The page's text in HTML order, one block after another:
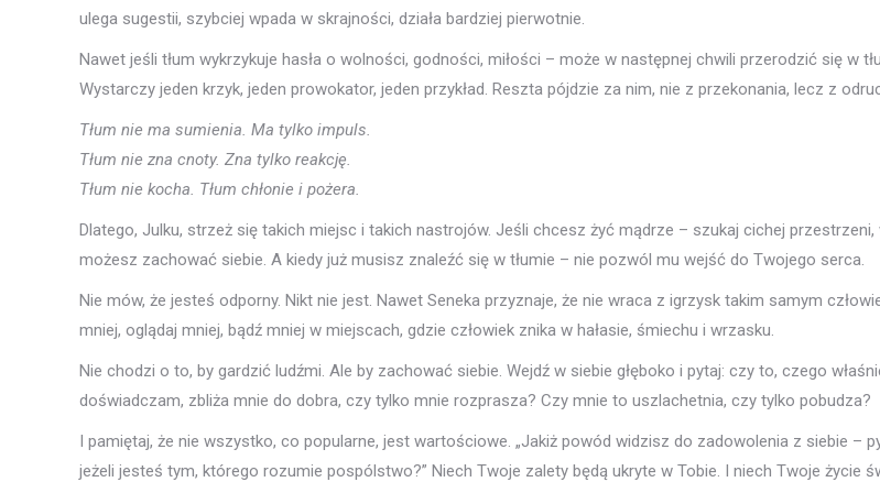
ulega sugestii, szybciej wpada w skrajności, działa bardziej pierwotnie.
Nawet jeśli tłum wykrzykuje hasła o wolności, godności, miłości – może w następnej chwili przerodzić się w
Wystarczy jeden krzyk, jeden prowokator, jeden przykład. Reszta pójdzie za nim, nie z przekonania, lecz z
Tłum nie ma sumienia. Ma tylko impuls.
Tłum nie zna cnoty. Zna tylko reakcję.
Tłum nie kocha. Tłum chłonie i pożera.
Dlatego, Julku, strzeż się takich miejsc i takich nastrojów. Jeśli chcesz żyć mądrze – szukaj cichej przestrzeni,
możesz zachować siebie. A kiedy już musisz znaleźć się w tłumie – nie pozwól mu wejść do Twojego serca.
Nie mów, że jesteś odporny. Nikt nie jest. Nawet Seneka przyznaje, że nie wraca z igrzysk takim samym
mniej, oglądaj mniej, bądź mniej w miejscach, gdzie człowiek znika w hałasie, śmiechu i wrzasku.
Nie chodzi o to, by gardzić ludźmi. Ale by zachować siebie. Wejdź w siebie głęboko i pytaj: czy to, czego
doświadczam, zbliża mnie do dobra, czy tylko mnie rozprasza? Czy mnie to uszlachetnia, czy tylko pobudza?
I pamiętaj, że nie wszystko, co popularne, jest wartościowe. „Jakiż powód widzisz do zadowolenia z siebie –
jeżeli jesteś tym, którego rozumie pospólstwo?” Niech Twoje zalety będą ukryte w Tobie. I niech Twoje życie